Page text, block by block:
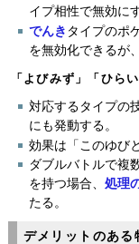
イプ相性で無効に
でんき タイプのポ
を無効化できるが
「よびみず」「ひら
対応するタイプの
にも発動する。
効果は「このゆび
ダブルバトルで複
を持つ場合、処理
たる。
デメリットのある